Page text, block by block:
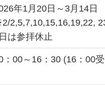
年1月20日～3月14日
2,5,7,10,15,16,19,22,
は参拝休止
：00～16：30 (16：00